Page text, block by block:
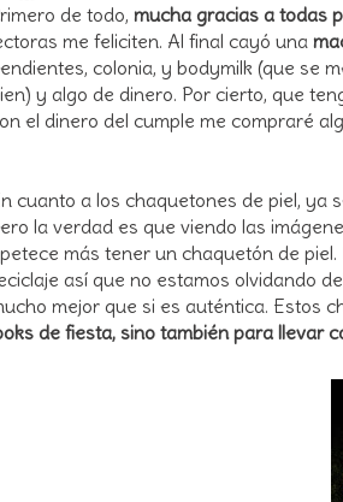
de todo, mucha gracias a todas
me feliciten. Al final cayó una
colonia, y bodymilk (que se
y algo de dinero. Por cierto, que
el dinero del cumple me compraré
cuanto a los chaquetones de piel, ya
la verdad es que viendo las
más tener un chaquetón de
así que no estamos olvidando
mejor que si es auténtica. Estos
de fiesta, sino también para llevar